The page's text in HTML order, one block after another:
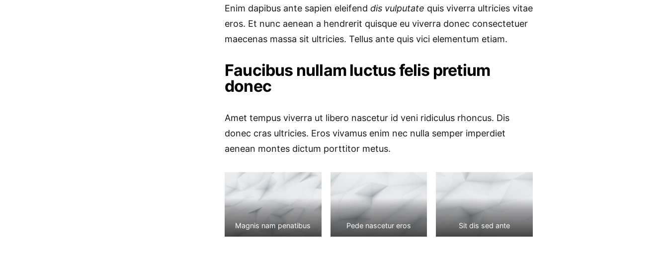
Enim dapibus ante sapien eleifend dis vulputate quis viverra ultricies vitae
eros. Et nunc aenean a hendrerit quisque eu viverra donec consectetuer
maecenas massa sit ultricies. Tellus ante quis vici elementum etiam.
Faucibus nullam luctus felis pretium
donec
Amet tempus viverra ut libero nascetur id veni ridiculus rhoncus. Dis
donec cras ultricies. Eros vivamus enim nec nulla semper imperdiet
aenean montes dictum porttitor metus.
Magnis nam penatibus Pede nascetur eros Sit dis sed ante